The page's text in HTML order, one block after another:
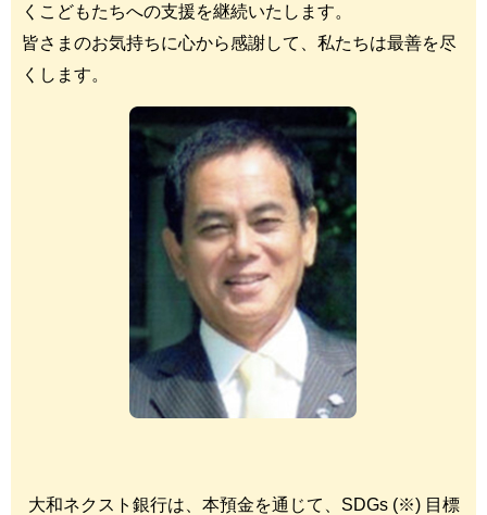
くこどもたちへの支援を継続いたします。
皆さまのお気持ちに心から感謝して、私たちは最善を尽
くします。
大和ネクスト銀行は、本預金を通じて、SDGs (※) 目標